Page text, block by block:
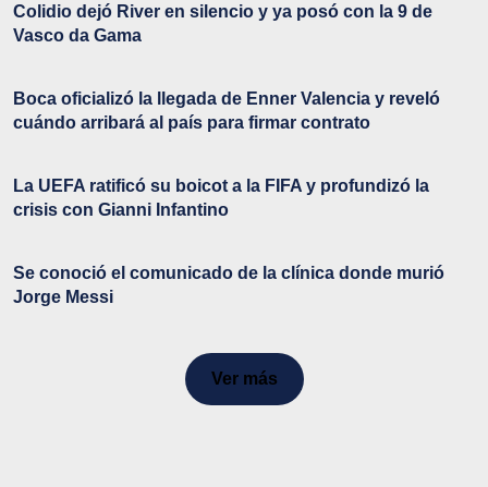
Colidio dejó River en silencio y ya posó con la 9 de
Vasco da Gama
Boca oficializó la llegada de Enner Valencia y reveló
cuándo arribará al país para firmar contrato
La UEFA ratificó su boicot a la FIFA y profundizó la
crisis con Gianni Infantino
Se conoció el comunicado de la clínica donde murió
Jorge Messi
Ver más